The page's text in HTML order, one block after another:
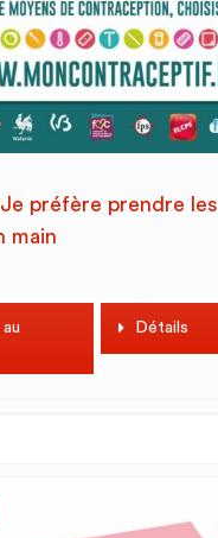
préfère prendre les
main
Détails